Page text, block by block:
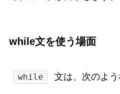
while文を使う場面
while 文は、次のよう